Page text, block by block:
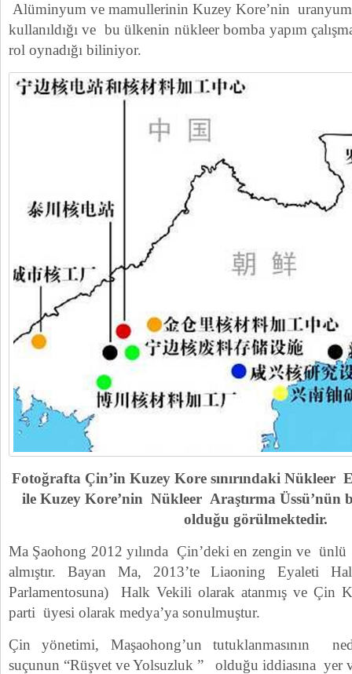
Alüminyum ve mamullerinin Kuzey Kore’nin
kullanıldığı ve bu ülkenin nükleer bomba yapım
rol oynadığı biliniyor.
Fotoğrafta Çin’in Kuzey Kore sınırındaki Nükleer
ile Kuzey Kore’nin Nükleer Araştırma Üssü’nün
olduğu görülmektedir.
Ma Şaohong 2012 yılında Çin’deki en zengin ve ünlü
almıştır. Bayan Ma, 2013’te Liaoning Eyaleti
Parlamentosuna) Halk Vekili olarak atanmış ve Çin
parti üyesi olarak medya’ya sonulmuştur.
Çin yönetimi, Maşaohong’un tutuklanmasının
suçunun “Rüşvet ve Yolsuzluk ” olduğu iddiasına yer